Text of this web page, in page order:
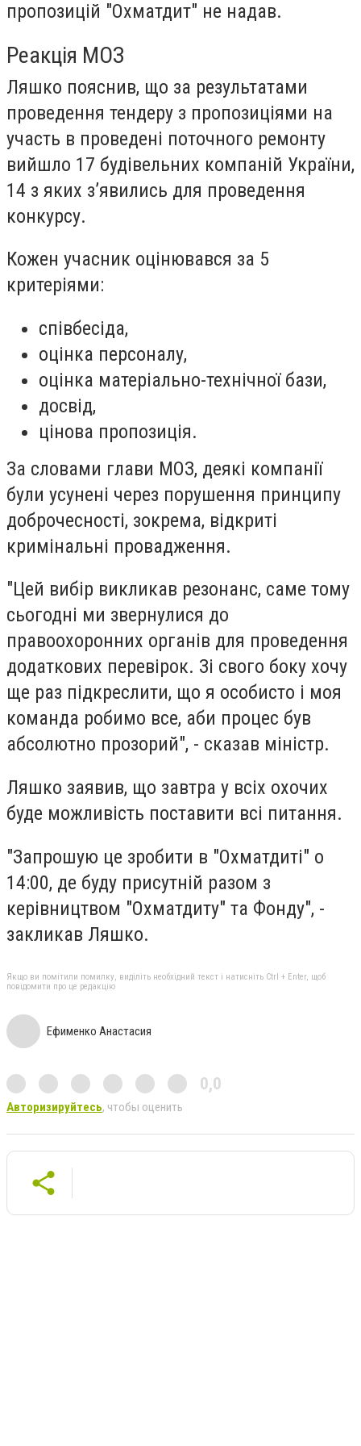
пропозицій "Охматдит" не надав.
Реакція МОЗ
Ляшко пояснив, що за результатами
проведення тендеру з пропозиціями на
участь в проведені поточного ремонту
вийшло 17 будівельних компаній України,
14 з яких з’явились для проведення
конкурсу.
Кожен учасник оцінювався за 5
критеріями:
співбесіда,
оцінка персоналу,
оцінка матеріально-технічної бази,
досвід,
цінова пропозиція.
За словами глави МОЗ, деякі компанії
були усунені через порушення принципу
доброчесності, зокрема, відкриті
кримінальні провадження.
"Цей вибір викликав резонанс, саме тому
сьогодні ми звернулися до
правоохоронних органів для проведення
додаткових перевірок. Зі свого боку хочу
ще раз підкреслити, що я особисто і моя
команда робимо все, аби процес був
абсолютно прозорий", - сказав міністр.
Ляшко заявив, що завтра у всіх охочих
буде можливість поставити всі питання.
"Запрошую це зробити в "Охматдиті" о
14:00, де буду присутній разом з
керівництвом "Охматдиту" та Фонду", -
закликав Ляшко.
Якщо ви помітили помилку, виділіть необхідний текст і натисніть Ctrl + Enter, щоб
повідомити про це редакцію
Ефименко Анастасия
0,0
Авторизируйтесь, чтобы оценить